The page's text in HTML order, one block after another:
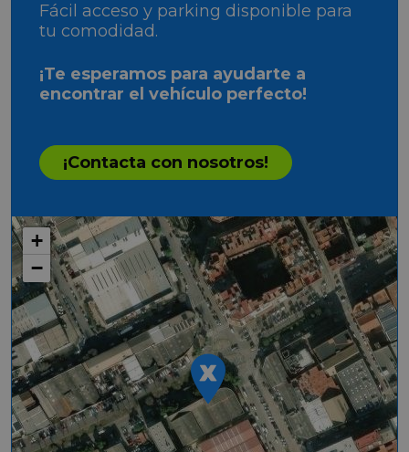
Fácil acceso y parking disponible para
tu comodidad.
¡Te esperamos para ayudarte a
encontrar el vehículo perfecto!
¡Contacta con nosotros!
+
−